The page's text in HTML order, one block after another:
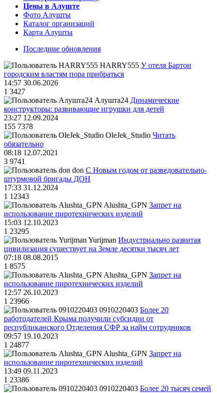
Цены в Алуште
Фото Алушты
Каталог организаций
Карта Алушты
Последние обновления
HARRY555 У отеля Бартон
городским властям пора прибраться
14:57 30.06.2026
1 3427
Алушта24 Динамические
конструкторы: развивающие игрушки для детей
23:27 12.09.2024
155 7378
OleJek_Studio Читать
обязательно
08:18 12.07.2021
3 9741
don С Новым годом от разведовательно-
штурмовой бригады ДОН
17:33 31.12.2024
1 12343
Alushta_GPN Запрет на
использование пиротехнических изделий
15:03 12.10.2023
1 23295
Yurijman Индустриально развитая
цивилизация существует на Земле десятки тысяч лет
07:18 08.08.2015
1 8575
Alushta_GPN Запрет на
использование пиротехнических изделий
12:57 26.10.2023
1 23966
0910220403 Более 20
работодателей Крыма получили субсидии от
республиканского Отделения СФР за найм сотрудников
09:57 19.10.2023
1 24877
Alushta_GPN Запрет на
использование пиротехнических изделий
13:49 09.11.2023
1 23386
0910220403 Более 20 тысяч семей